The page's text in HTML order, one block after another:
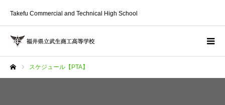
Takefu Commercial and Technical High School
スケジュール【PTA】